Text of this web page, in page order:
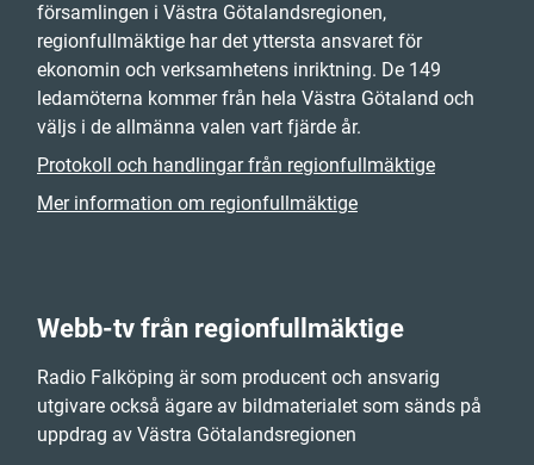
församlingen i Västra Götalandsregionen,
regionfullmäktige har det yttersta ansvaret för
ekonomin och verksamhetens inriktning. De 149
ledamöterna kommer från hela Västra Götaland och
väljs i de allmänna valen vart fjärde år.
Protokoll och handlingar från regionfullmäktige
Mer information om regionfullmäktige
Webb-tv från regionfullmäktige
Radio Falköping är som producent och ansvarig
utgivare också ägare av bildmaterialet som sänds på
uppdrag av Västra Götalandsregionen